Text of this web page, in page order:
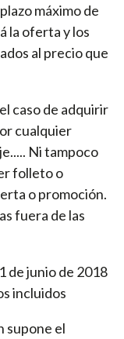
máximo de
la oferta y los
al precio que
caso de adquirir
cualquier
Ni tampoco
folleto o
o promoción.
fuera de las
de junio de 2018
incluidos
supone el